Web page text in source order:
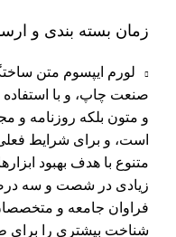
زمان بسته بندی و
لورم ایپسوم متن
صنعت چاپ، و با
و متون بلکه روزنامه و
است، و برای شرایط فعلی
متنوع با هدف بهبود
زیادی در شصت و سه
فراوان جامعه و متخصصان
شناخت بیشتری را برای